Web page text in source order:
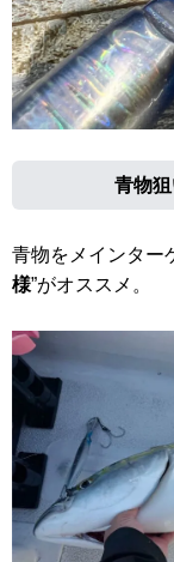
青物
青物をメインター
様”がオススメ。